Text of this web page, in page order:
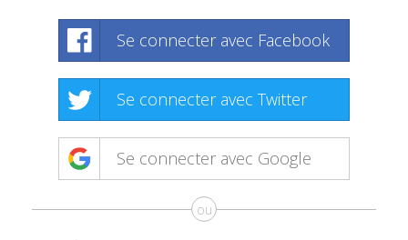
Se connecter avec Facebook
Se connecter avec Twitter
Se connecter avec Google
ou